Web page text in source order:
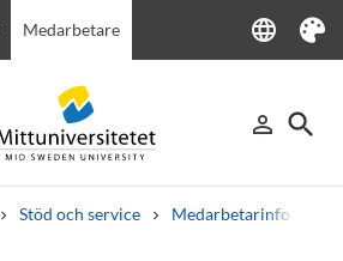
Medarbetare language
Language
Tema
person_outline
Logga in
search
Sök
Stöd och service Medarbetarinfo